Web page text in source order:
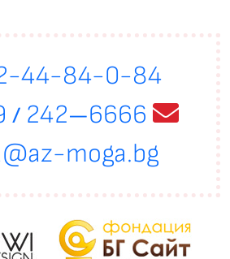
44-84-0-84
/242—6666
moga.bg